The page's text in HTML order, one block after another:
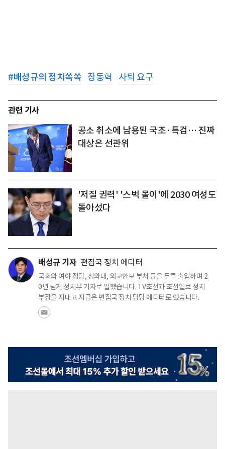
#배성규의 정치쏙쏙 장동혁 사퇴 요구
관련 기사
공소 취소에 남용된 국조·특검… 진짜
대상은 선관위
'저질 권력' '스벅 몰이'에 2030 여성도
돌아섰다
배성규 기자 편집국 정치 에디터
국회와 여야 정당, 청와대, 외교안보 부처 등을 두루 출입하며 2
0년 넘게 정치부 기자로 일했습니다. TV조선과 조선일보 정치
부장을 지내고 지금은 편집국 정치 담당 에디터로 있습니다.